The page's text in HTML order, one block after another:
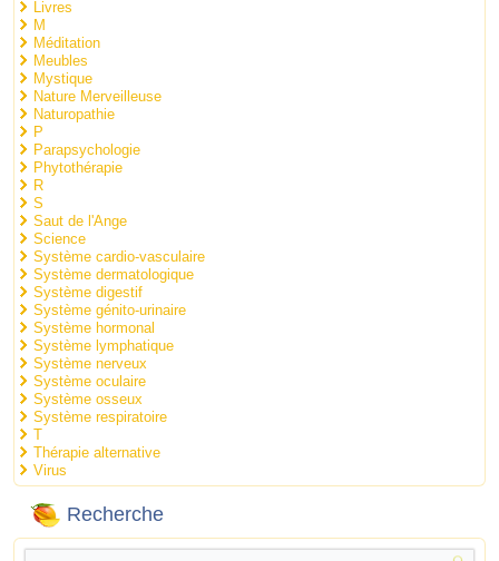
Livres
M
Méditation
Meubles
Mystique
Nature Merveilleuse
Naturopathie
P
Parapsychologie
Phytothérapie
R
S
Saut de l'Ange
Science
Système cardio-vasculaire
Système dermatologique
Système digestif
Système génito-urinaire
Système hormonal
Système lymphatique
Système nerveux
Système oculaire
Système osseux
Système respiratoire
T
Thérapie alternative
Virus
Recherche